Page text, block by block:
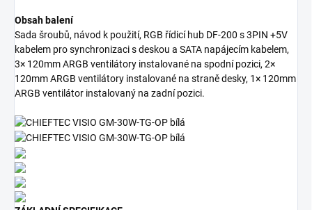
Obsah balení
Sada šroubů, návod k použití, RGB řídicí hub DF-200 s 3PIN +5V
kabelem pro synchronizaci s deskou a SATA napájecím kabelem,
3× 120mm ARGB ventilátory instalované na spodní pozici, 2×
120mm ARGB ventilátory instalované na straně desky, 1× 120mm
ARGB ventilátor instalovaný na zadní pozici.